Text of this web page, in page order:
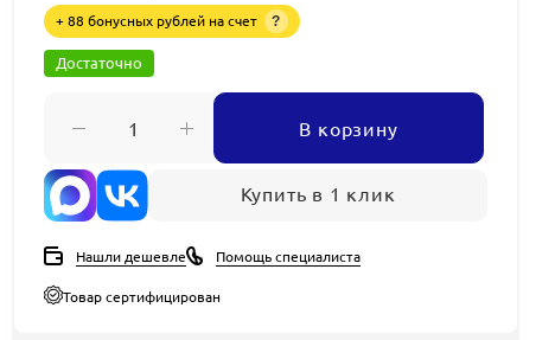
+ 88 бонусных рублей на счет ?
Достаточно
В корзину
Купить в 1 клик
Нашли дешевле Помощь специалиста
Товар сертифицирован